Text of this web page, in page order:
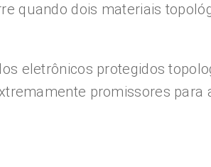
quando dois materiais
eletrônicos protegidos
promissores para